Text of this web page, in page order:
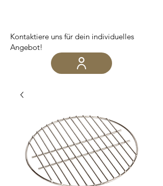
Kontaktiere uns für dein individuelles
Angebot!